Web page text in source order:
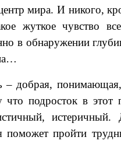
мира. И никого,
жуткое чувство
в обнаружении
добрая,
подросток в этот
истеричный.
поможет пройти